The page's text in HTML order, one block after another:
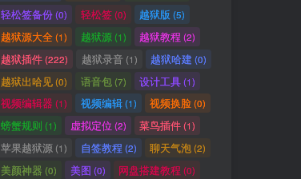
轻松签备份(0) 轻松签(0) 越狱版 (5)
越狱源大全(1) 越狱源(1) 越狱教程 (2)
越狱插件(222) 越狱录音(1) 越狱哈建 (0)
越狱出哈见(0) 语音包(7) 设计工具(1)
视频编辑器(1) 视频编辑(1) 视频换脸(0)
螃蟹规则 (1) 虚拟定位 (2) 菜鸟插件(1)
苹果越狱源 (1) 自签教程 (2) 聊天气泡(2)
美颜神器 (0) 美图 (0) 网盘搭建教程 (0)